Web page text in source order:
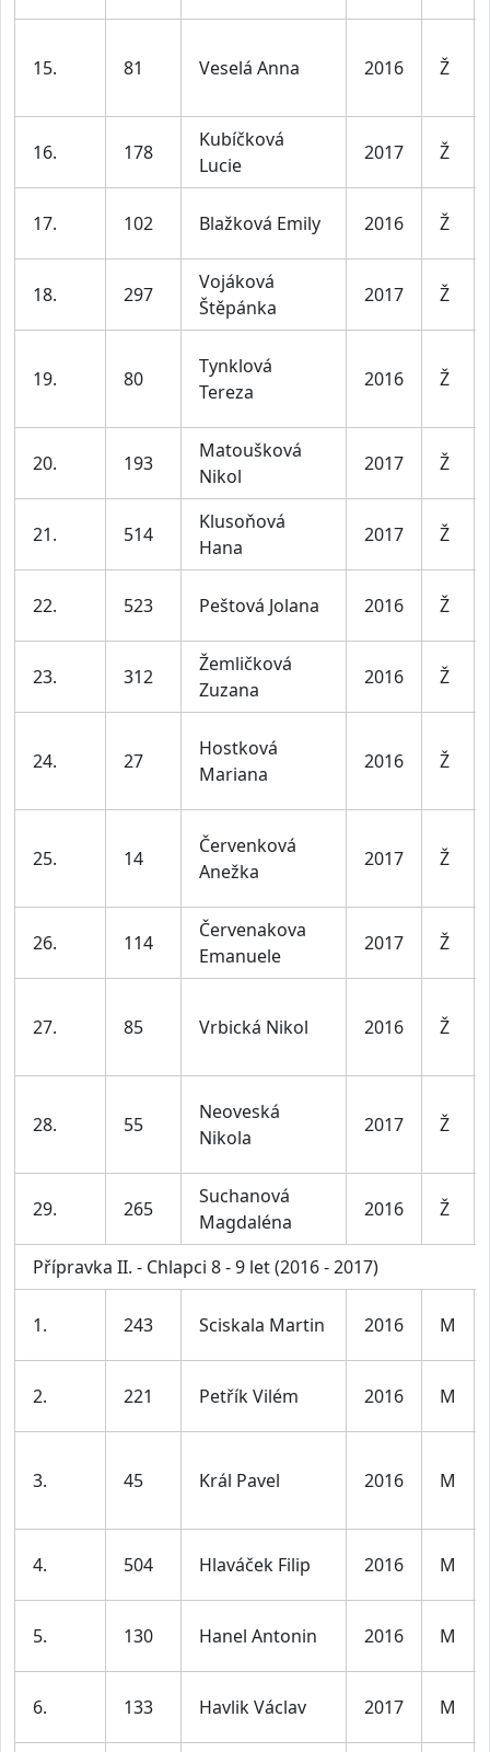
15. 81 Veselá Anna 2016 Ž
16. 178
Kubíčková
Lucie
2017 Ž
17. 102 Blažková Emily 2016 Ž
18. 297
Vojáková
Štěpánka
2017 Ž
19. 80
Tynklová
Tereza
2016 Ž
20. 193
Matoušková
Nikol
2017 Ž
21. 514
Klusoňová
Hana
2017 Ž
22. 523 Peštová Jolana 2016 Ž
23. 312
Žemličková
Zuzana
2016 Ž
24. 27
Hostková
Mariana
2016 Ž
25. 14
Červenková
Anežka
2017 Ž
26. 114
Červenakova
Emanuele
2017 Ž
27. 85 Vrbická Nikol 2016 Ž
28. 55
Neoveská
Nikola
2017 Ž
29. 265
Suchanová
Magdaléna
2016 Ž
Přípravka II. - Chlapci 8 - 9 let (2016 - 2017)
1. 243 Sciskala Martin 2016 M
2. 221 Petřík Vilém 2016 M
3. 45 Král Pavel 2016 M
4. 504 Hlaváček Filip 2016 M
5. 130 Hanel Antonin 2016 M
6. 133 Havlik Václav 2017 M